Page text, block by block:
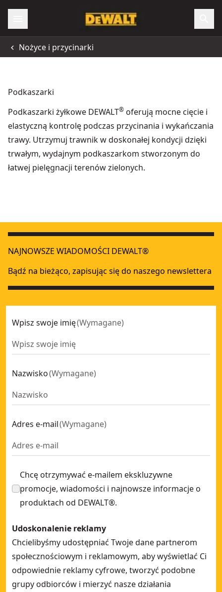
Nożyce i przycinarki
Podkaszarki
Podkaszarki żyłkowe DEWALT® oferują mocne cięcie i
elastyczną kontrolę podczas przycinania i wykańczania
trawy. Utrzymuj trawnik w doskonałej kondycji dzięki
trwałym, wydajnym podkaszarkom stworzonym do
łatwej pielęgnacji terenów zielonych.
Wielofunkcyjne narzędzie ogrodowe z końcówką
54V FLEXVOLT Podkaszarka 1 X 9Ah - SKU:DCM571X1-QW
18V XR Podkaszarka- SKU:DCM561PBS-XJ
NAJNOWSZE WIADOMOŚCI DEWALT®
Bądź na bieżąco, zapisując się do naszego newslettera
Wpisz swoje imię(Wymagane)
Nazwisko(Wymagane)
Adres e-mail(Wymagane)
Chcę otrzymywać e-mailem ekskluzywne
promocje, wiadomości i najnowsze informacje o
produktach od DEWALT®.
Udoskonalenie reklamy
Chcielibyśmy udostępniać Twoje dane partnerom
społecznościowym i reklamowym, aby wyświetlać Ci
odpowiednie reklamy cyfrowe, tworzyć podobne
grupy odbiorców i mierzyć nasze działania